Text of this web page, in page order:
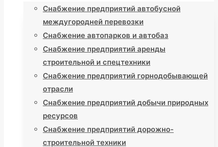
Снабжение предприятий автобусной
междугородней перевозки
Снабжение автопарков и автобаз
Снабжение предприятий аренды
строительной и спецтехники
Снабжение предприятий горнодобывающей
отрасли
Снабжение предприятий добычи природных
ресурсов
Снабжение предприятий дорожно-
строительной техники